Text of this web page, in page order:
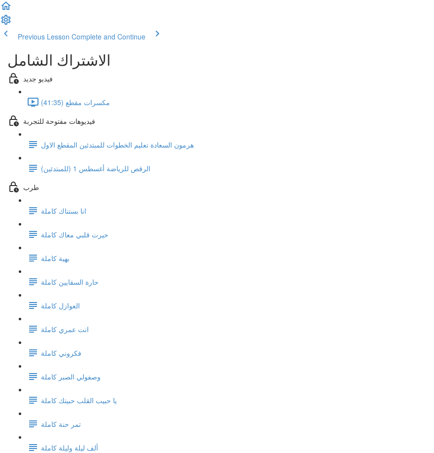
Previous Lesson Complete and Continue
الاشتراك الشامل
فيديو جديد
مكسرات مقطع (41:35)
فيديوهات مفتوحة للتجربة
هرمون السعادة تعليم الخطوات للمبتدئين المقطع الاول
الرقص للرياضة أغسطس 1 (للمبتدئين)
طرب
انا بستناك كاملة
حيرت قلبي معاك كاملة
بهية كاملة
حارة السقايين كاملة
العوازل كاملة
انت عمري كاملة
فكروني كاملة
وصفولي الصبر كاملة
يا حبيب القلب حبيتك كاملة
تمر حنة كاملة
ألف ليلة وليلة كاملة